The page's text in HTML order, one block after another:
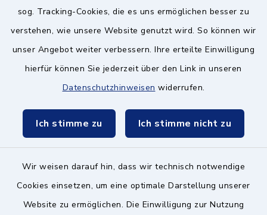
sog. Tracking-Cookies, die es uns ermöglichen besser zu
verstehen, wie unsere Website genutzt wird. So können wir
unser Angebot weiter verbessern. Ihre erteilte Einwilligung
hierfür können Sie jederzeit über den Link in unseren
Datenschutzhinweisen widerrufen.
Ich stimme zu Ich stimme nicht zu
Wir weisen darauf hin, dass wir technisch notwendige
Cookies einsetzen, um eine optimale Darstellung unserer
Website zu ermöglichen. Die Einwilligung zur Nutzung
BayernPortal
Landratsamt München
Zweckverband München Südost
Kontakt ins Rathaus